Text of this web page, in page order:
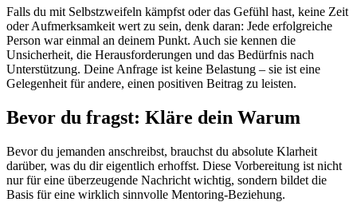
Falls du mit Selbstzweifeln kämpfst oder das Gefühl hast, keine Zeit
oder Aufmerksamkeit wert zu sein, denk daran: Jede erfolgreiche
Person war einmal an deinem Punkt. Auch sie kennen die
Unsicherheit, die Herausforderungen und das Bedürfnis nach
Unterstützung. Deine Anfrage ist keine Belastung – sie ist eine
Gelegenheit für andere, einen positiven Beitrag zu leisten.
Bevor du fragst: Kläre dein Warum
Bevor du jemanden anschreibst, brauchst du absolute Klarheit
darüber, was du dir eigentlich erhoffst. Diese Vorbereitung ist nicht
nur für eine überzeugende Nachricht wichtig, sondern bildet die
Basis für eine wirklich sinnvolle Mentoring-Beziehung.